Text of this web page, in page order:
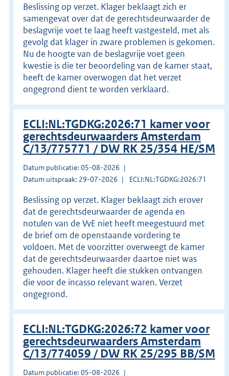
Beslissing op verzet. Klager beklaagt zich er
samengevat over dat de gerechtsdeurwaarder de
beslagvrije voet te laag heeft vastgesteld, met als
gevolg dat klager in zware problemen is gekomen.
Nu de hoogte van de beslagvrije voet geen
kwestie is die ter beoordeling van de kamer staat,
heeft de kamer overwogen dat het verzet
ongegrond dient te worden verklaard.
ECLI:NL:TGDKG:2026:71 kamer voor
gerechtsdeurwaarders Amsterdam
C/13/775771 / DW RK 25/354 HE/SM
Datum publicatie: 05-08-2026
Datum uitspraak: 29-07-2026
ECLI:NL:TGDKG:2026:71
Beslissing op verzet. Klager beklaagt zich erover
dat de gerechtsdeurwaarder de agenda en
notulen van de VvE niet heeft meegestuurd met
de brief om de openstaande vordering te
voldoen. Met de voorzitter overweegt de kamer
dat de gerechtsdeurwaarder daartoe niet was
gehouden. Klager heeft die stukken ontvangen
die voor de incasso relevant waren. Verzet
ongegrond.
ECLI:NL:TGDKG:2026:72 kamer voor
gerechtsdeurwaarders Amsterdam
C/13/774059 / DW RK 25/295 BB/SM
Datum publicatie: 05-08-2026